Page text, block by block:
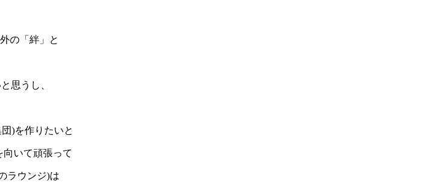
の「絆」と
思うし、
)を作りたいと
いて頑張って
ラウンジ)は